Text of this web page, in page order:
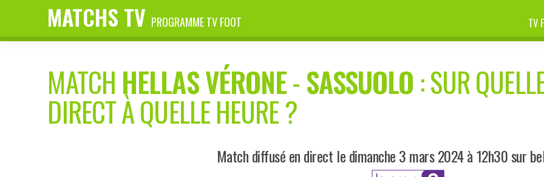
MATCHS TV PROGRAMME TV FOOT TV
MATCH HELLAS VÉRONE-SASSUOLO : SUR
DIRECT À QUELLE HEURE ?
Match diffusé en direct le dimanche 3 mars 2024 à 12h30 sur